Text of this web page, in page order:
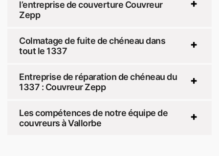
l’entreprise de couverture Couvreur
Zepp
Colmatage de fuite de chéneau dans
tout le 1337
Entreprise de réparation de chéneau du
1337 : Couvreur Zepp
Les compétences de notre équipe de
couvreurs à Vallorbe